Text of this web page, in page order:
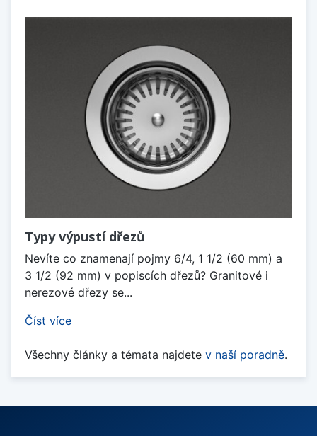
Typy výpustí dřezů
Nevíte co znamenají pojmy 6/4, 1 1/2 (60 mm) a
3 1/2 (92 mm) v popiscích dřezů? Granitové i
nerezové dřezy se...
Číst více
Všechny články a témata najdete v naší poradně.